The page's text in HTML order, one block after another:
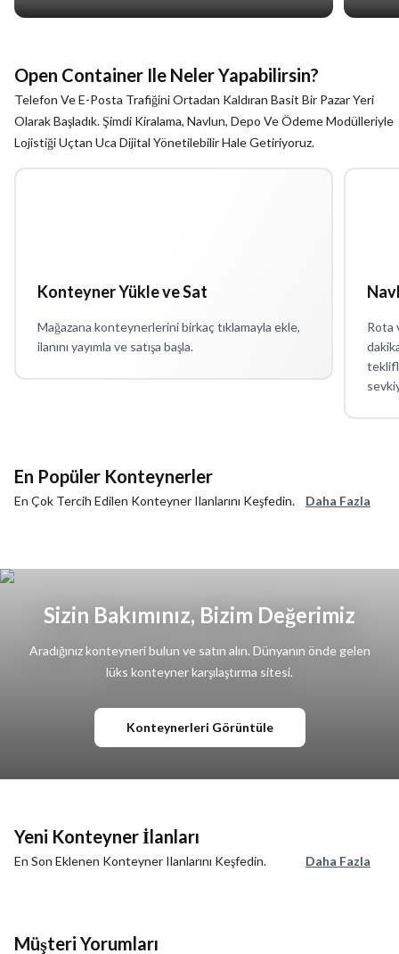
Open Container Ile Neler Yapabilirsin?
Telefon Ve E-Posta Trafiğini Ortadan Kaldıran Basit Bir Pazar Yeri
Olarak Başladık. Şimdi Kiralama, Navlun, Depo Ve Ödeme Modülleriyle
Lojistiği Uçtan Uca Dijital Yönetilebilir Hale Getiriyoruz.
Konteyner Yükle ve Sat
Mağazana konteynerlerini birkaç tıklamayla ekle,
ilanını yayımla ve satışa başla.
Rota
En Popüler Konteynerler
En Çok Tercih Edilen Konteyner Ilanlarını Keşfedin. Daha Fazla
Sizin Bakımınız, Bizim Değerimiz
Aradığınız konteyneri bulun ve satın alın. Dünyanın önde gelen
lüks konteyner karşılaştırma sitesi.
Konteynerleri Görüntüle
Yeni Konteyner İlanları
En Son Eklenen Konteyner Ilanlarını Keşfedin. Daha Fazla
Müşteri Yorumları